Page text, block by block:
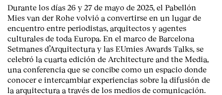
Durante los días 26 y 27 de mayo de 2025, el Pabellón
Mies van der Rohe volvió a convertirse en un lugar de
encuentro entre periodistas, arquitectos y agentes
culturales de toda Europa. En el marco de Barcelona
Setmanes d’Arquitectura y las EUmies Awards Talks, se
celebró la cuarta edición de Architecture and the Media,
una conferencia que se concibe como un espacio donde
conocer e intercambiar experiencias sobre la difusión de
la arquitectura a través de los medios de comunicación.